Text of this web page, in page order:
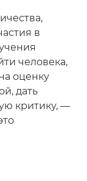
в
человека,
оценку
дать
критику, —